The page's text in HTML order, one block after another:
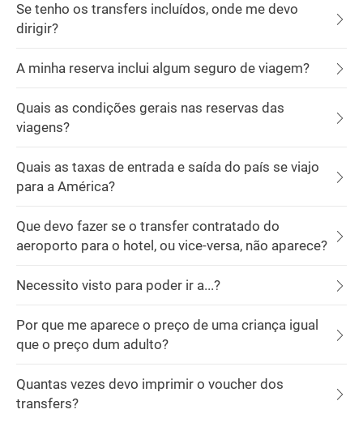
Se tenho os transfers incluídos, onde me devo
dirigir?
A minha reserva inclui algum seguro de viagem?
Quais as condições gerais nas reservas das
viagens?
Quais as taxas de entrada e saída do país se viajo
para a América?
Que devo fazer se o transfer contratado do
aeroporto para o hotel, ou vice-versa, não aparece?
Necessito visto para poder ir a...?
Por que me aparece o preço de uma criança igual
que o preço dum adulto?
Quantas vezes devo imprimir o voucher dos
transfers?